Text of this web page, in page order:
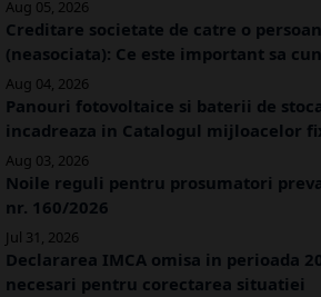
Aug 05, 2026
Creditare societate de catre o
(neasociata): Ce este important sa
Aug 04, 2026
Panouri fotovoltaice si baterii de
incadreaza in Catalogul mijloacelor
Aug 03, 2026
Noile reguli pentru prosumatori
nr. 160/2026
Jul 31, 2026
Declararea IMCA omisa in perioada
necesari pentru corectarea situatiei